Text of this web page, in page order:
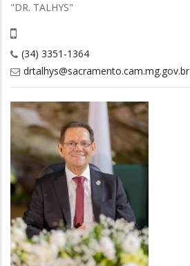
"DR. TALHYS"
(34) 3351-1364
drtalhys@sacramento.cam.mg.gov.br